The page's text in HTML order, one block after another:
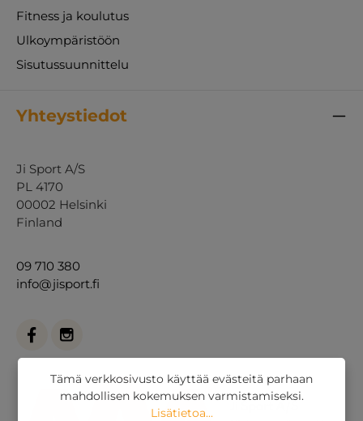
Fitness ja koulutus
Ulkoympäristöön
Sisutussuunnittelu
Yhteystiedot
Ji Sport A/S
PL 4170
00002 Helsinki
Finland
09 710 380
info@jisport.fi
Tämä verkkosivusto käyttää evästeitä parhaan
mahdollisen kokemuksen varmistamiseksi.
Lisätietoa...